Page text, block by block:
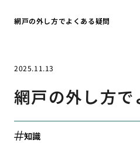
網戸の外し方でよくある疑問
2025.11.13
網戸の外し方で
知識